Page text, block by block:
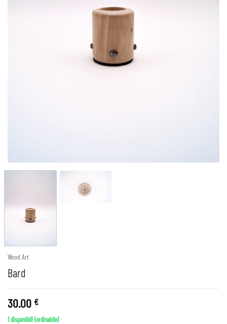
Wood Art
Bard
30.00 €
1 disponibili (ordinabile)